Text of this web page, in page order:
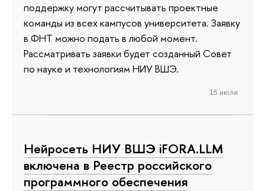
поддержку могут рассчитывать проектные
команды из всех кампусов университета. Заявку
в ФНТ можно подать в любой момент.
Рассматривать заявки будет созданный Совет
по науке и технологиям НИУ ВШЭ.
15 июля
Нейросеть НИУ ВШЭ iFORA.LLM
включена в Реестр российского
программного обеспечения